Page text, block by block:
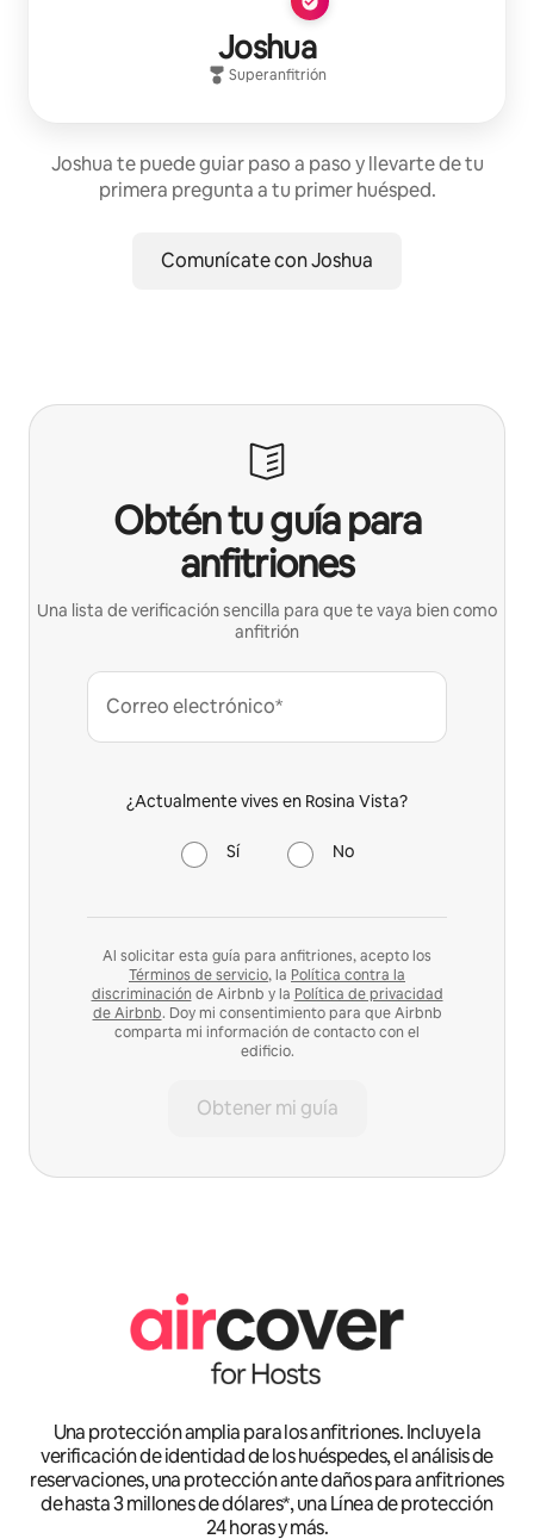
Joshua
Superanfitrión
Joshua te puede guiar paso a paso y llevarte de tu
primera pregunta a tu primer huésped.
Comunícate con Joshua
Obtén tu guía para
anfitriones
Una lista de verificación sencilla para que te vaya bien como
anfitrión
Correo electrónico*
¿Actualmente vives en Rosina Vista?
Sí No
Al solicitar esta guía para anfitriones, acepto los
Términos de servicio, la Política contra la
discriminación de Airbnb y la Política de privacidad
de Airbnb. Doy mi consentimiento para que Airbnb
comparta mi información de contacto con el
edificio.
Obtener mi guía
Una protección amplia para los anfitriones. Incluye la
verificación de identidad de los huéspedes, el análisis de
reservaciones, una protección ante daños para anfitriones
de hasta 3 millones de dólares*, una Línea de protección
24 horas y más.